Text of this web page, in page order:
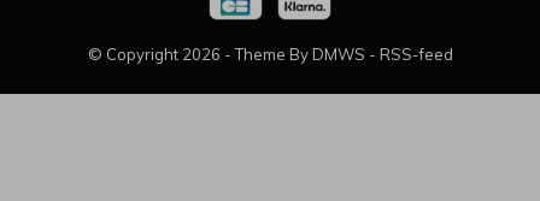
© Copyright 2026 - Theme By DMWS - RSS-feed